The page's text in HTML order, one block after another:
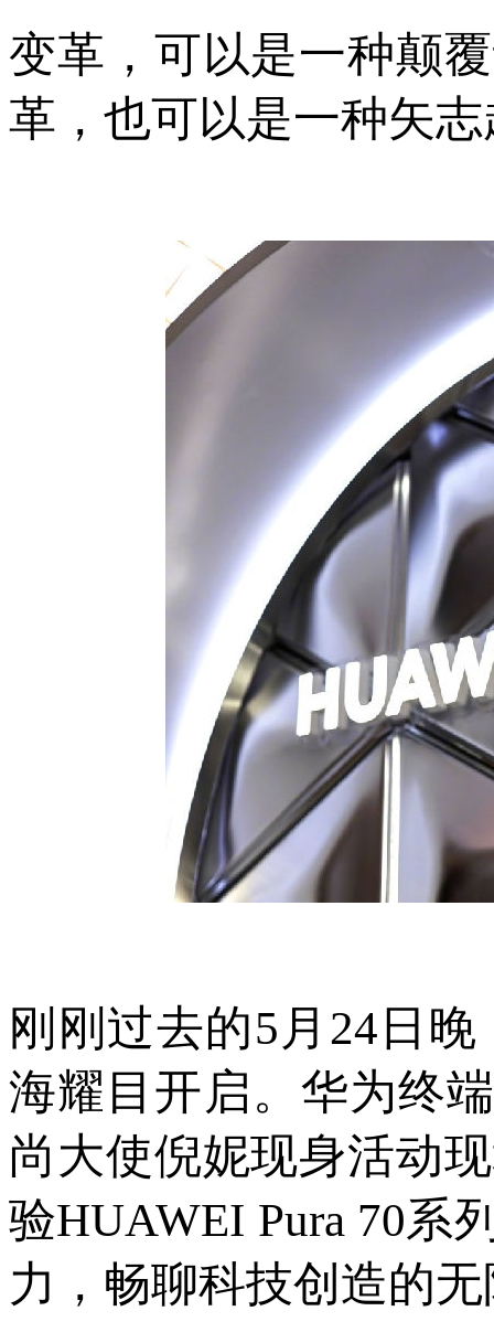
变革，可以是一种颠
革，也可以是一种矢
刚刚过去的5月24日晚
海耀目开启。华为终
尚大使倪妮现身活动
验HUAWEI Pura 70系
力，畅聊科技创造的